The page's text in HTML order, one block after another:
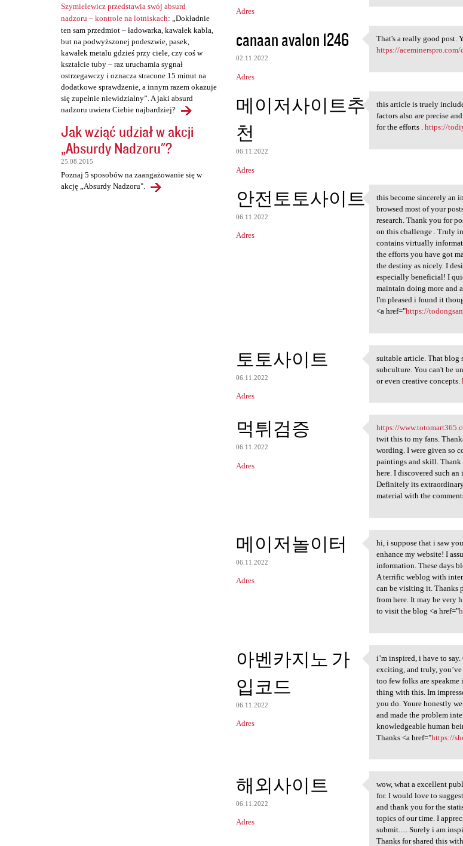
Szymielewicz przedstawia swój absurd
nadzoru – kontrole na lotniskach: „Dokładnie
ten sam przedmiot – ładowarka, kawałek kabla,
but na podwyższonej podeszwie, pasek,
kawałek metalu gdzieś przy ciele, czy coś w
kształcie tuby – raz uruchamia sygnał
ostrzegawczy i oznacza stracone 15 minut na
dodatkowe sprawdzenie, a innym razem okazuje
się zupełnie niewidzialny”. A jaki absurd
nadzoru uwiera Ciebie najbardziej?
Jak wziąć udział w akcji
„Absurdy Nadzoru"?
25.08.2015
Poznaj 5 sposobów na zaangażowanie się w
akcję „Absurdy Nadzoru".
Adres
canaan avalon 1246
02.11.2022
Adres
That's a really good
That's a really good post.
https://
메이저사이트추
천
06.11.2022
Adres
this article is truely
this article is truely
factors also are precise
for the efforts .https://
안전토토사이트
06.11.2022
Adres
this become
this become sincerely an
browsed most of your
research. Thank you for
on this challenge . Truly
contains virtually
the efforts you have got
the destiny as nicely. I
especially beneficial! I
maintain doing more and
I'm pleased i found it
<a href="https://
토토사이트
06.11.2022
Adres
suitable article.
suitable article. That blog
subculture. You can't be
or even creative concepts.
먹튀검증
06.11.2022
Adres
https://
https://
twit this to my fans.
wording. I were given so
paintings and skill.
here. I discovered such
Definitely its
material with the
메이저놀이터
06.11.2022
Adres
hi, i suppose that i
hi, i suppose that i saw
enhance my website! I
information. These days
A terrific weblog with
can be visiting it. Thanks
from here. It may be very
to visit the blog <a href="
아벤카지노 가
입코드
06.11.2022
Adres
i’m inspired, i have
i’m inspired, i have to
exciting, and truly,
too few folks are
thing with this. Im
you do. Youre honestly
and made the problem
knowledgeable human
Thanks <a href="https://
해외사이트
06.11.2022
Adres
wow, what a
wow, what a excellent
for. I would love to
and thank you for the
topics of our time. I
submit..... Surely i am
Thanks for shared this